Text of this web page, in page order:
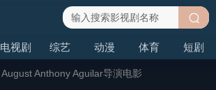
电视剧 综艺 动漫 体育 短剧
搜
August Anthony Aguilar导演电影